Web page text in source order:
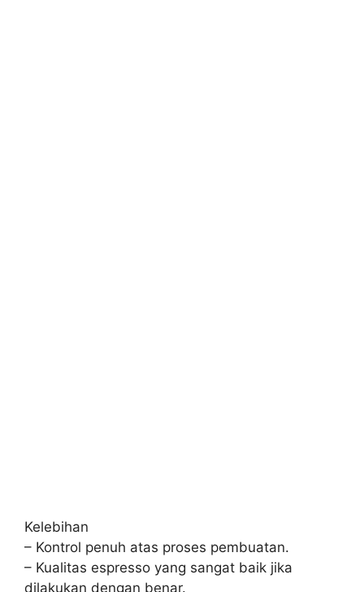
Kelebihan
– Kontrol penuh atas proses pembuatan.
– Kualitas espresso yang sangat baik jika
dilakukan dengan benar.